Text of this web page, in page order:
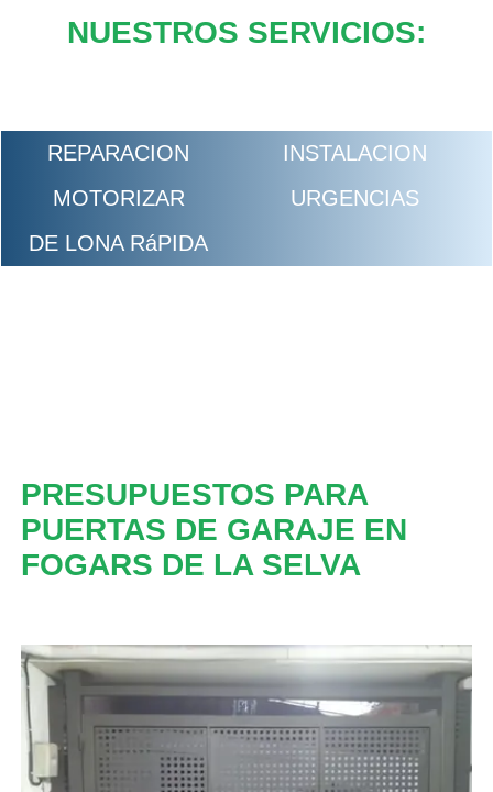
NUESTROS SERVICIOS:
REPARACION
INSTALACION
MOTORIZAR
URGENCIAS
DE LONA RáPIDA
PRESUPUESTOS PARA
PUERTAS DE GARAJE EN
FOGARS DE LA SELVA